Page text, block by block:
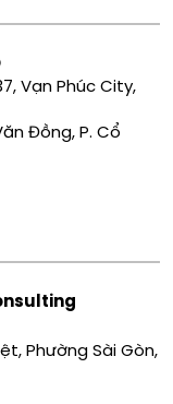
Vạn Phúc City,
Đồng, P. Cổ
Phường Sài Gòn,